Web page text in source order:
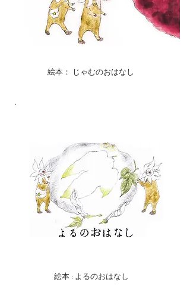
絵本： じゃむのおはなし
絵本 : よるのおはなし